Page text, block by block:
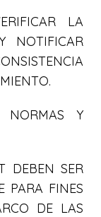
LA
NOTIFICAR
NORMAS Y
DEBEN SER
PARA FINES
DE LAS